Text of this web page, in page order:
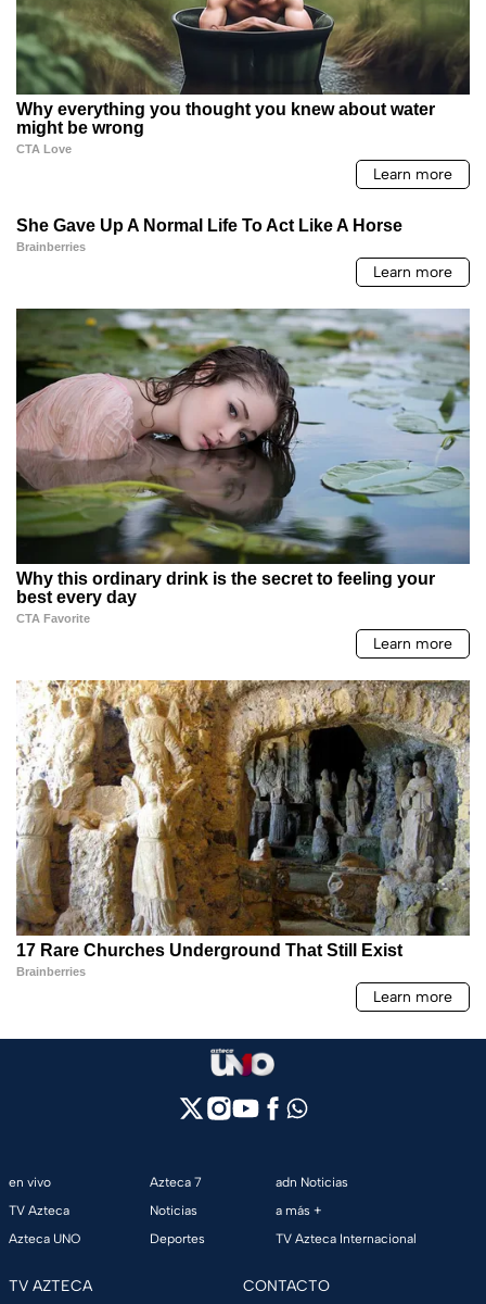
en vivo
TV Azteca
Azteca UNO
Azteca 7
Noticias
Deportes
adn Noticias
a más +
TV Azteca Internacional
TV AZTECA CONTACTO